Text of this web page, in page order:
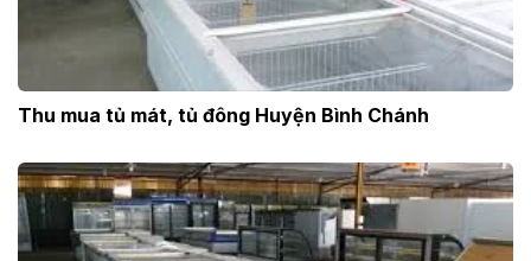
Thu mua tủ mát, tủ đông Huyện Bình Chánh